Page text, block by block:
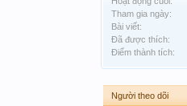
Tham gia ngày:
Bài viết:
Đã được thích:
Điểm thành tích:
Người theo dõi